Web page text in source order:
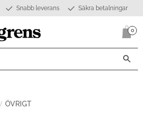
Snabb leverans Säkra betalningar
0
ÖVRIGT